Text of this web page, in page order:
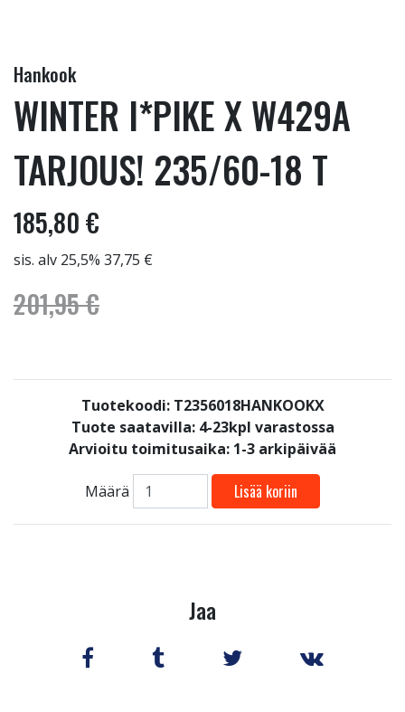
Hankook
WINTER I*PIKE X W429A
TARJOUS! 235/60-18 T
185,80 €
sis. alv 25,5% 37,75 €
201,95 €
Tuotekoodi: T2356018HANKOOKX
Tuote saatavilla: 4-23kpl varastossa
Arvioitu toimitusaika: 1-3 arkipäivää
Määrä Lisää koriin
Jaa